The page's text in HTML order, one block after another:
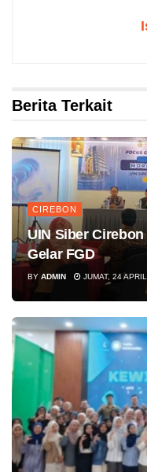
Berita Terkait
CIREBON
UIN Siber
Gelar FGD
BY ADMIN JUMAT, 24